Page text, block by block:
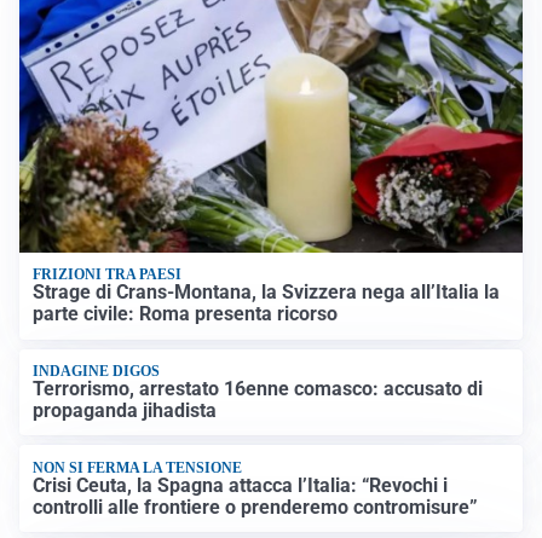
FRIZIONI TRA PAESI
Strage di Crans-Montana, la Svizzera nega all’Italia la
parte civile: Roma presenta ricorso
INDAGINE DIGOS
Terrorismo, arrestato 16enne comasco: accusato di
propaganda jihadista
NON SI FERMA LA TENSIONE
Crisi Ceuta, la Spagna attacca l’Italia: “Revochi i
controlli alle frontiere o prenderemo contromisure”